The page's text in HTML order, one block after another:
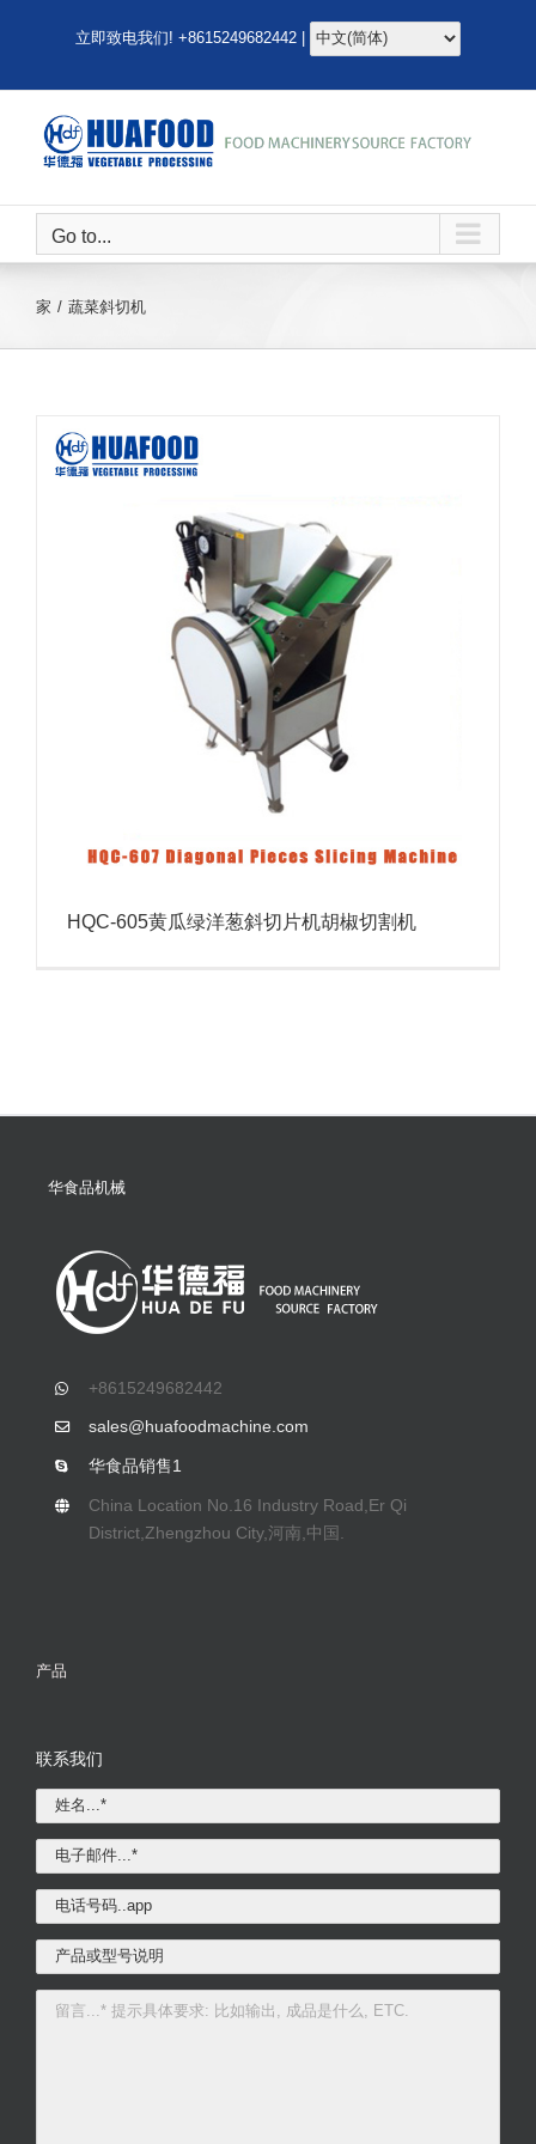
立即致电我们! +8615249682442 |
Go to...
家 蔬菜斜切机
HQC-605黄瓜绿洋葱斜切片机胡椒切割机
华食品机械
+8615249682442
sales@huafoodmachine.com
华食品销售1
China Location No.16 Industry Road ,Er Qi
District,Zhengzhou City,河南,中国.
产品
联系我们